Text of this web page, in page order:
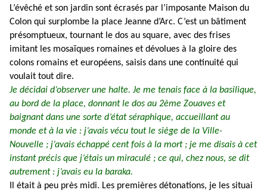
L’évêché et son jardin sont écrasés par l’imposante Maison du
Colon qui surplombe la place Jeanne d’Arc. C’est un bâtiment
présomptueux, tournant le dos au square, avec des frises
imitant les mosaïques romaines et dévolues à la gloire des
colons romains et européens, saisis dans une continuité qui
voulait tout dire.
Je décidai d’observer une halte. Je me tenais face à la basilique,
au bord de la place, donnant le dos au 2ème Zouaves et
baignant dans une sorte d’état séraphique, accueillant au
monde et à la vie : j’avais vécu tout le siège de la Ville-
Nouvelle ; j’avais échappé cent fois à la mort ; je me disais à cet
instant précis que j’étais un miraculé ; ce qui, chez nous, se dit
autrement : j’avais eu la baraka.
Il était à peu près midi. Les premières détonations, je les situai